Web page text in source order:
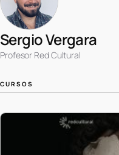
Sergio Vergara
Profesor Red Cultural
CURSOS